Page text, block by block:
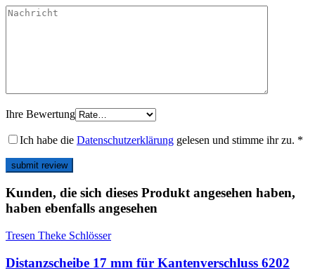
Ihre Bewertung
Ich habe die Datenschutzerklärung gelesen und stimme ihr zu. *
Kunden, die sich dieses Produkt angesehen haben,
haben ebenfalls angesehen
Tresen Theke Schlösser
Distanzscheibe 17 mm für Kantenverschluss 6202